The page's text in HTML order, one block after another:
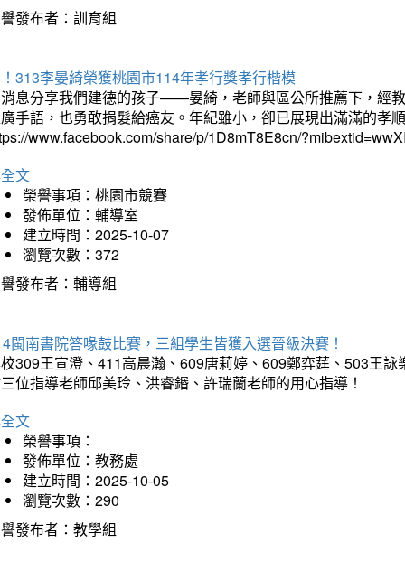
發布者：訓育組
313李晏綺榮獲桃園市114年孝行獎孝行楷模
息分享我們建德的孩子——晏綺，老師與區公所推薦下，經
手語，也勇敢捐髮給癌友。年紀雖小，卻已展現出滿滿的孝
www.facebook.com/share/p/1D8mT8E8cn/
文
榮譽事項：桃園市競賽
發佈單位：輔導室
建立時間：2025-10-07
瀏覽次數：372
發布者：輔導組
閩南書院答喙鼓比賽，三組學生皆獲入選晉級決賽！
309王宣澄、411高晨瀚、609唐莉婷、609鄭弈莛、503王
位指導老師邱美玲、洪睿鍲、許瑞蘭老師的用心指導！
文
榮譽事項：
發佈單位：教務處
建立時間：2025-10-05
瀏覽次數：290
發布者：教學組